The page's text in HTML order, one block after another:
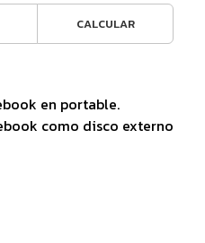
CALCULAR
en portable.
como disco externo